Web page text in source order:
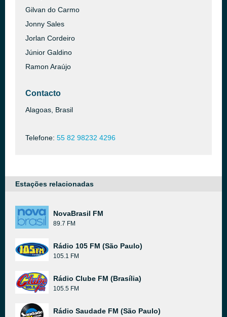
Gilvan do Carmo
Jonny Sales
Jorlan Cordeiro
Júnior Galdino
Ramon Araújo
Contacto
Alagoas, Brasil
Telefone: 55 82 98232 4296
Estações relacionadas
NovaBrasil FM
89.7 FM
Rádio 105 FM (São Paulo)
105.1 FM
Rádio Clube FM (Brasília)
105.5 FM
Rádio Saudade FM (São Paulo)